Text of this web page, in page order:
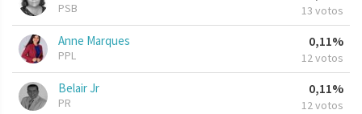
PSB 13 votos
Anne Marques
PPL
0,11%
12 votos
Belair Jr
PR
0,11%
12 votos